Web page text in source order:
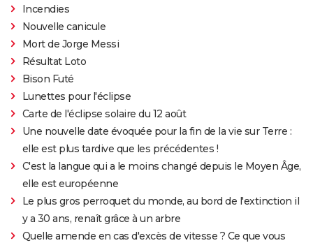
Incendies
Nouvelle canicule
Mort de Jorge Messi
Résultat Loto
Bison Futé
Lunettes pour l'éclipse
Carte de l'éclipse solaire du 12 août
Une nouvelle date évoquée pour la fin de la vie sur Terre :
elle est plus tardive que les précédentes !
C'est la langue qui a le moins changé depuis le Moyen Âge,
elle est européenne
Le plus gros perroquet du monde, au bord de l'extinction il
y a 30 ans, renaît grâce à un arbre
Quelle amende en cas d'excès de vitesse ? Ce que vous